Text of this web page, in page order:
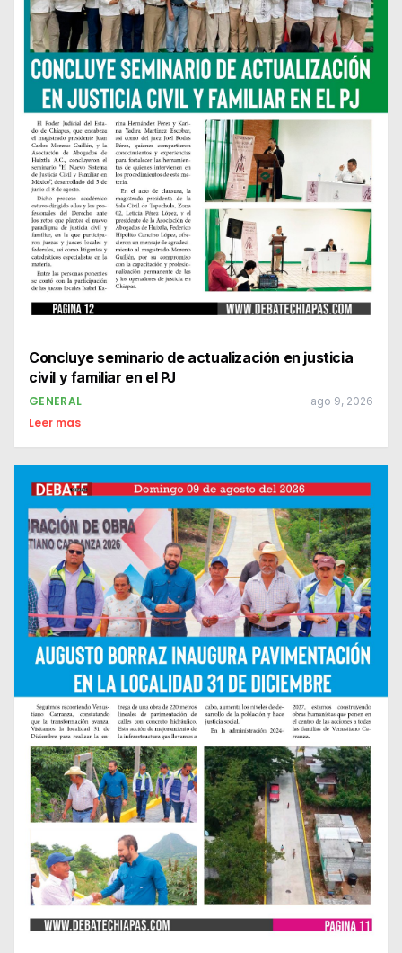
Concluye seminario de actualización en justicia
civil y familiar en el PJ
GENERAL ago 9, 2026
Leer mas